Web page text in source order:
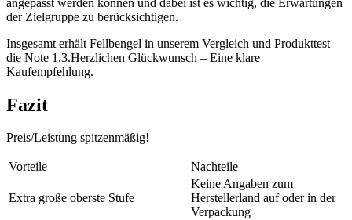
der Zielgruppe zu berücksichtigen.
Insgesamt erhält Fellbengel in unserem Vergleich und Produkttest
die Note 1,3.Herzlichen Glückwunsch – Eine klare
Kaufempfehlung.
Fazit
Preis/Leistung spitzenmäßig!
Vorteile Nachteile
Extra große oberste Stufe
Keine Angaben zum
Herstellerland auf oder in der
Verpackung